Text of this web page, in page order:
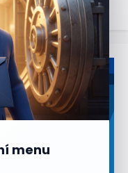
menu